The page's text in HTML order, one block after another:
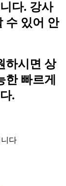
다. 강사
수 있어 안
하시면 상
빠르게
.
다